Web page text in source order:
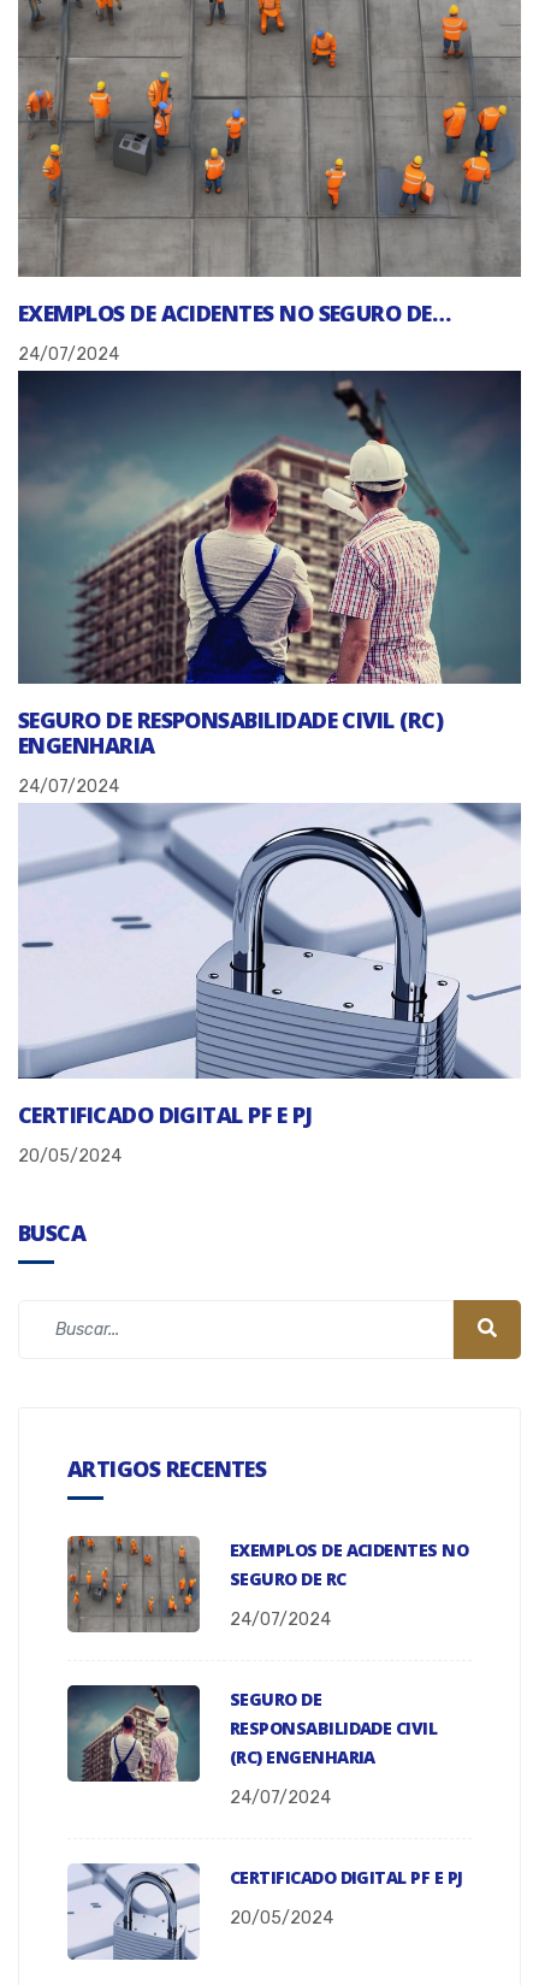
EXEMPLOS DE ACIDENTES NO SEGURO DE…
24/07/2024
SEGURO DE RESPONSABILIDADE CIVIL (RC)
ENGENHARIA
24/07/2024
CERTIFICADO DIGITAL PF E PJ
20/05/2024
BUSCA
ARTIGOS RECENTES
EXEMPLOS DE ACIDENTES NO
SEGURO DE RC
24/07/2024
SEGURO DE
RESPONSABILIDADE CIVIL
(RC) ENGENHARIA
24/07/2024
CERTIFICADO DIGITAL PF E PJ
20/05/2024